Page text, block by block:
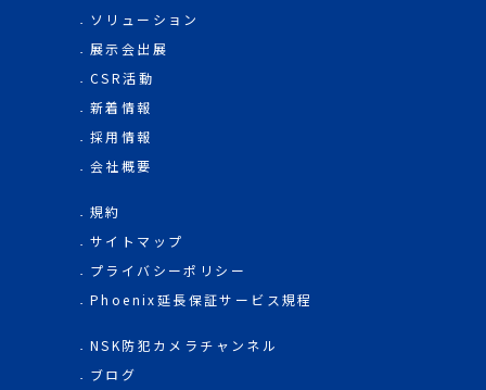
ソリューション
展示会出展
CSR活動
新着情報
採用情報
会社概要
規約
サイトマップ
プライバシーポリシー
Phoenix延長保証サービス規程
NSK防犯カメラチャンネル
ブログ